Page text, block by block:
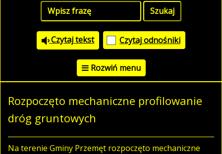
Czytaj tekst Czytaj odnośniki
Rozwiń menu
Rozpoczęto mechaniczne profilowanie
dróg gruntowych
Na terenie Gminy Przemęt rozpoczęto mechaniczne